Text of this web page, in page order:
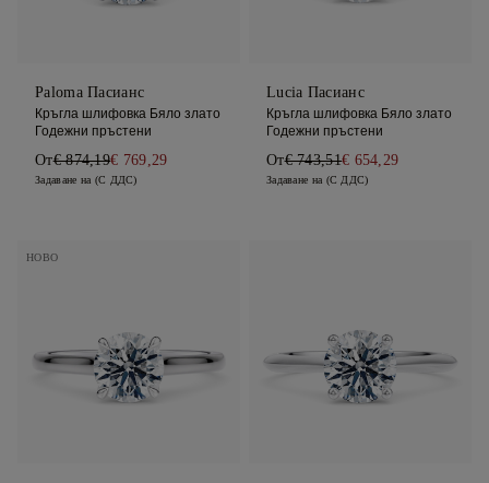
Paloma Пасианс
Кръгла шлифовка Бяло злато
Годежни пръстени
От€ 874,19€ 769,29
Задаване на (С ДДС)
Lucia Пасианс
Кръгла шлифовка Бяло злато
Годежни пръстени
От€ 743,51€ 654,29
Задаване на (С ДДС)
НОВО